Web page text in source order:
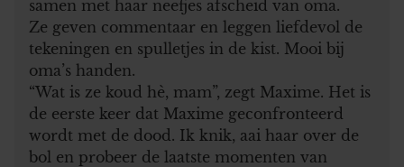
samen met haar neefjes afscheid van oma.
Ze geven commentaar en leggen liefdevol de
tekeningen en spulletjes in de kist. Mooi bij
oma’s handen.
“Wat is ze koud hè, mam”, zegt Maxime. Het is
de eerste keer dat Maxime geconfronteerd
wordt met de dood. Ik knik, aai haar over de
bol en probeer de laatste momenten van